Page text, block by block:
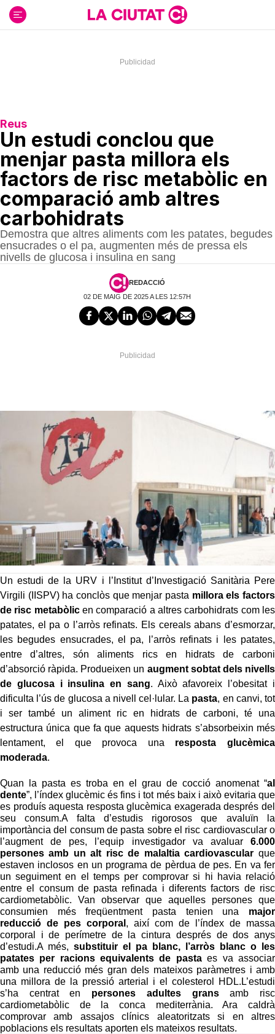
contenido
Reus
Un estudi conclou que
menjar pasta millora els
factors de risc metabòlic en
comparació amb altres
carbohidrats
Demostra que altres aliments com les patates, begudes
ensucrades o el pa, augmenten més de pressa els
nivells de glucosa i insulina en sang
REDACCIÓ
02 DE MAIG DE 2025 A LES 12:57H
Un estudi de la URV i l’Institut d’Investigació Sanitària Pere
Virgili (IISPV) ha conclòs que menjar pasta millora els factors
de risc metabòlicen comparació a altres carbohidrats com les
patates, el pa o l’arròs refinats. Els cereals abans d’esmorzar,
les begudes ensucrades, el pa, l’arròs refinats i les patates,
entre d’altres, són aliments rics en hidrats de carboni
d’absorció ràpida. Produeixen un augment sobtat dels nivells
de glucosa i insulina en sang. Això afavoreix l’obesitat i
dificulta l’ús de glucosa a nivell cel·lular. La pasta, en canvi, tot
i ser també un aliment ric en hidrats de carboni, té una
estructura única que fa que aquests hidrats s’absorbeixin més
lentament, el que provoca una resposta glucèmica
moderada.
Quan la pasta es troba en el grau de cocció anomenat “al
dente”, l’índex glucèmic és fins i tot més baix i això evitaria que
es produís aquesta resposta glucèmica exagerada després del
seu consum.A falta d’estudis rigorosos que avaluïn la
importància del consum de pasta sobre el risc cardiovascular o
l’augment de pes, l’equip investigador va avaluar 6.000
persones amb un alt risc de malaltia cardiovascular que
estaven inclosos en un programa de pèrdua de pes. En va fer
un seguiment en el temps per comprovar si hi havia relació
entre el consum de pasta refinada i diferents factors de risc
cardiometabòlic. Van observar que aquelles persones que
consumien més freqüentment pasta tenien una major
reducció de pes corporal , així com de l’índex de massa
corporal i de perímetre de la cintura després de dos anys
d’estudi.A més, substituir el pa blanc, l’arròs blanc o les
patates per racions equivalents de pastaes va associar
amb una reducció més gran dels mateixos paràmetres i amb
una millora de la pressió arterial i el colesterol HDL.L’estudi
s’ha centrat en persones adultes gransamb risc
cardiometabòlic de la conca mediterrània. Ara caldrà
comprovar amb assajos clínics aleatoritzats si en altres
poblacions els resultats aporten els mateixos resultats.